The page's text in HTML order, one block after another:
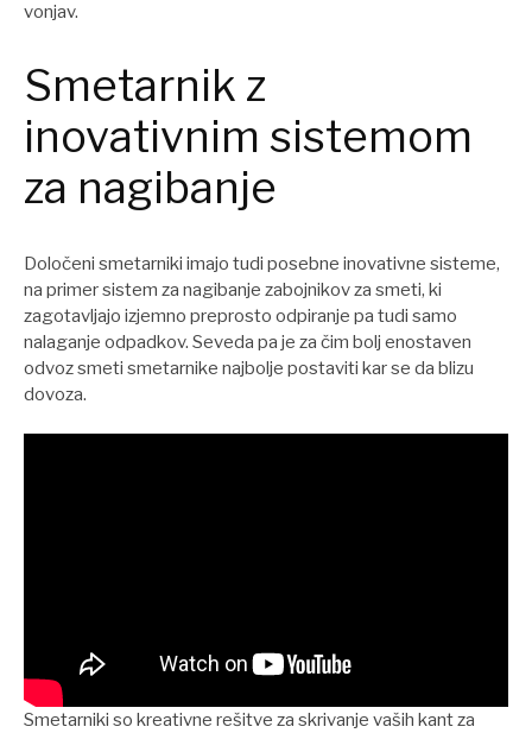
vonjav.
Smetarnik z
inovativnim sistemom
za nagibanje
Določeni smetarniki imajo tudi posebne inovativne sisteme,
na primer sistem za nagibanje zabojnikov za smeti, ki
zagotavljajo izjemno preprosto odpiranje pa tudi samo
nalaganje odpadkov. Seveda pa je za čim bolj enostaven
odvoz smeti smetarnike najbolje postaviti kar se da blizu
dovoza.
Smetarniki so kreativne rešitve za skrivanje vaših kant za